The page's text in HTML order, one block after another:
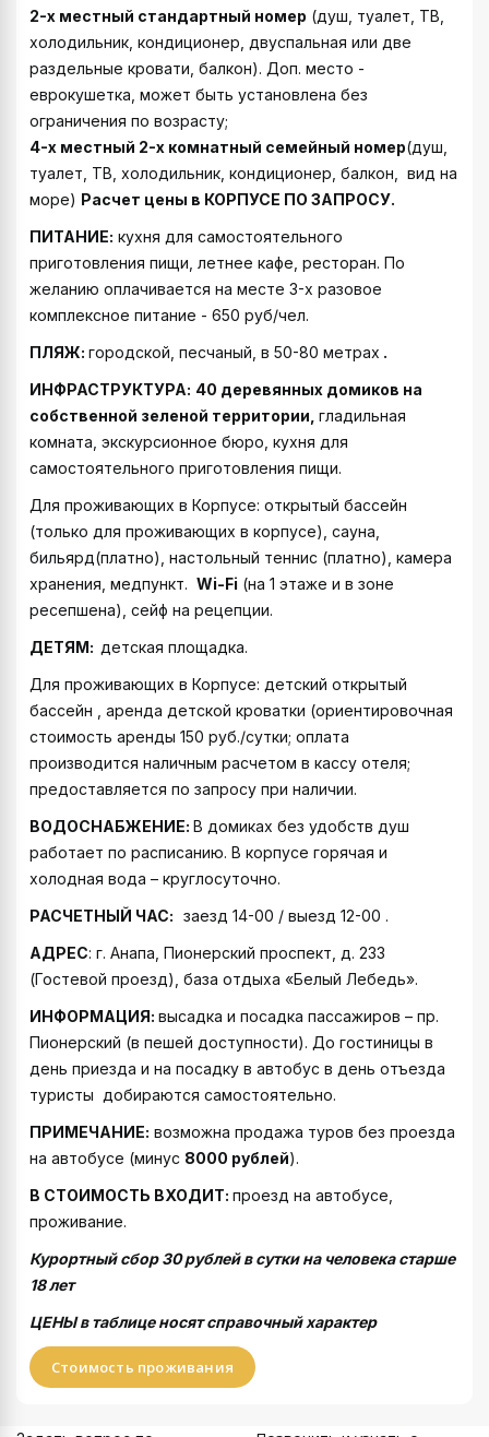
2-х местный стандартный номер (душ, туалет, ТВ,
холодильник, кондиционер, двуспальная или две
раздельные кровати, балкон). Доп. место -
еврокушетка, может быть установлена без
ограничения по возрасту;
4-х местный 2-х комнатный семейный номер(душ,
туалет, ТВ, холодильник, кондиционер, балкон, вид на
море) Расчет цены в КОРПУСЕ ПО ЗАПРОСУ.
ПИТАНИЕ: кухня для самостоятельного
приготовления пищи, летнее кафе, ресторан. По
желанию оплачивается на месте 3-х разовое
комплексное питание - 650 руб/чел.
ПЛЯЖ: городской, песчаный, в 50-80 метрах .
ИНФРАСТРУКТУРА: 40 деревянных домиков на
собственной зеленой территории, гладильная
комната, экскурсионное бюро, кухня для
самостоятельного приготовления пищи.
Для проживающих в Корпусе: открытый бассейн
(только для проживающих в корпусе), сауна,
бильярд(платно), настольный теннис (платно), камера
хранения, медпункт. Wi-Fi (на 1 этаже и в зоне
ресепшена), сейф на рецепции.
ДЕТЯМ: детская площадка.
Для проживающих в Корпусе: детский открытый
бассейн , аренда детской кроватки (ориентировочная
стоимость аренды 150 руб./сутки; оплата
производится наличным расчетом в кассу отеля;
предоставляется по запросу при наличии.
ВОДОСНАБЖЕНИЕ: В домиках без удобств душ
работает по расписанию. В корпусе горячая и
холодная вода – круглосуточно.
РАСЧЕТНЫЙ ЧАС: заезд 14-00 / выезд 12-00 .
АДРЕС: г. Анапа, Пионерский проспект, д. 233
(Гостевой проезд), база отдыха «Белый Лебедь».
ИНФОРМАЦИЯ: высадка и посадка пассажиров – пр.
Пионерский (в пешей доступности). До гостиницы в
день приезда и на посадку в автобус в день отъезда
туристы добираются самостоятельно.
ПРИМЕЧАНИЕ: возможна продажа туров без проезда
на автобусе (минус 8000 рублей).
В СТОИМОСТЬ ВХОДИТ: проезд на автобусе,
проживание.
Курортный сбор 30 рублей в сутки на человека старше
18 лет
ЦЕНЫ в таблице носят справочный характер
Стоимость проживания